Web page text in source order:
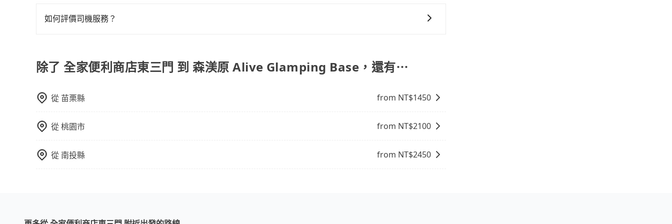
就完成，事先不用電話確認空房，事後也不用告知付款完畢，一切都能在網路上操作。但有些較冷門或規模較小
這些瑣碎的事，台灣本土的AsiaYo或者國際Airbnb都值得推薦。
不妨趁早訂購，享受更划算的價格。
如何評價司機服務？
除了 全家便利商店東三門 到 森渼原 Alive Glamping Base，還有⋯
從 苗栗縣 from NT$1450
從桃園市 from NT$2100
從 南投縣 from NT$2450